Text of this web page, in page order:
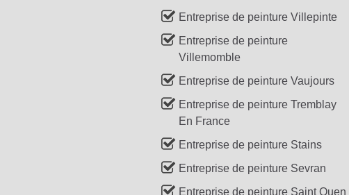
Entreprise de peinture Villepinte
Entreprise de peinture
Villemomble
Entreprise de peinture Vaujours
Entreprise de peinture Tremblay
En France
Entreprise de peinture Stains
Entreprise de peinture Sevran
Entreprise de peinture Saint Ouen